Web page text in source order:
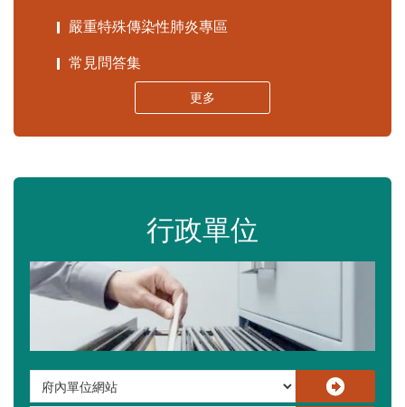
嚴重特殊傳染性肺炎專區
常見問答集
更多
行政單位